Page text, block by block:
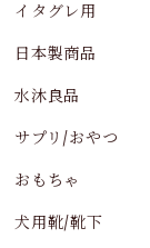
イタグレ用
日本製商品
水沐良品
サプリ/おやつ
おもちゃ
犬用靴/靴下